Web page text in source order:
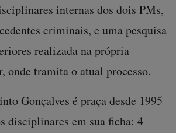
internas dos dois PMs,
criminais, e uma pesquisa
realizada na própria
tramita o atual processo.
Gonçalves é praça desde 1995
disciplinares em sua ficha: 4